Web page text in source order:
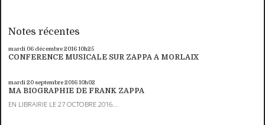
Notes récentes
mardi 06 décembre 201610h25
CONFERENCE MUSICALE SUR ZAPPA A MORLAIX
mardi 20 septembre 201610h02
MA BIOGRAPHIE DE FRANK ZAPPA
EN LIBRAIRIE LE 27 OCTOBRE 2016...